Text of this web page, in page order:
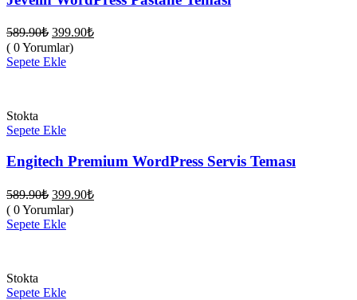
589.90₺ Orijinal
fiyat:
589.90₺.
399.90₺Şu
( 0 Yorumlar)
Sepete Ekle
Stokta
Sepete Ekle
Engitech Premium WordPress Servis Teması
589.90₺ Orijinal
fiyat:
589.90₺.
399.90₺Şu
( 0 Yorumlar)
Sepete Ekle
Stokta
Sepete Ekle